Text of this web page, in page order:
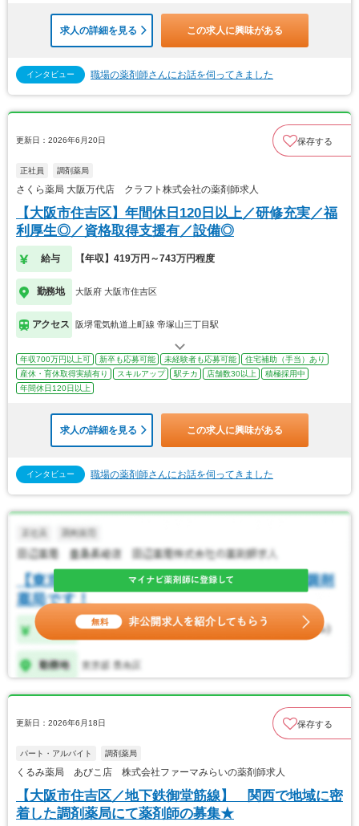
求人の詳細を見る この求人に興味がある
インタビュー 職場の薬剤師さんにお話を伺ってきました
更新日：2026年6月20日 保存する
正社員 調剤薬局
さくら薬局 大阪万代店 クラフト株式会社の薬剤師求人
【大阪市住吉区】年間休日120日以上／研修充実／福
利厚生◎／資格取得支援有／設備◎
給与 【年収】419万円～743万円程度
勤務地 大阪府 大阪市住吉区
アクセス 阪堺電気軌道上町線 帝塚山三丁目駅
年収700万円以上可 新卒も応募可能 未経験者も応募可能
住宅補助（手当）あり
産休・育休取得実績有り
スキルアップ 駅チカ 店舗数30以上
積極採用中
年間休日120日以上
求人の詳細を見る この求人に興味がある
インタビュー 職場の薬剤師さんにお話を伺ってきました
更新日：2026年6月18日 保存する
パート・アルバイト 調剤薬局
くるみ薬局 あびこ店 株式会社ファーマみらいの薬剤師求人
【大阪市住吉区／地下鉄御堂筋線】 関西で地域に密
着した調剤薬局にて薬剤師の募集★